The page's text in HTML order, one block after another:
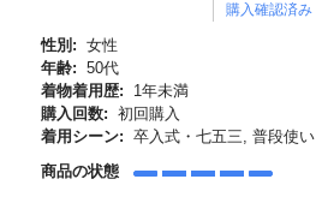
購入確認済み
性別: 女性
年齢: 50代
着物着用歴:
1年未満
購入回数: 初回購入
着用シーン: 卒入式・七五三, 普段使い
商品の状態